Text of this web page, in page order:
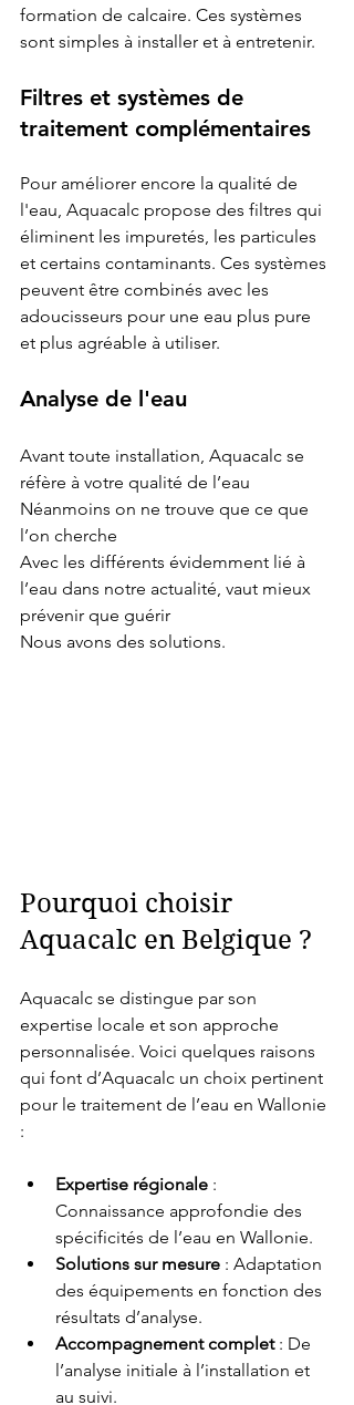
formation de calcaire. Ces systèmes
sont simples à installer et à entretenir.
Filtres et systèmes de
traitement complémentaires
Pour améliorer encore la qualité de
l'eau, Aquacalc propose des filtres qui
éliminent les impuretés, les particules
et certains contaminants. Ces systèmes
peuvent être combinés avec les
adoucisseurs pour une eau plus pure
et plus agréable à utiliser.
Analyse de l'eau
Avant toute installation, Aquacalc se
réfère à votre qualité de l’eau
Néanmoins on ne trouve que ce que
l’on cherche
Avec les différents évidemment lié à
l’eau dans notre actualité, vaut mieux
prévenir que guérir
Nous avons des solutions.
Pourquoi choisir
Aquacalc en Belgique ?
Aquacalc se distingue par son
expertise locale et son approche
personnalisée. Voici quelques raisons
qui font d’Aquacalc un choix pertinent
pour le traitement de l’eau en Wallonie
:
Expertise régionale :
Connaissance approfondie des
spécificités de l’eau en Wallonie.
Solutions sur mesure : Adaptation
des équipements en fonction des
résultats d’analyse.
Accompagnement complet : De
l’analyse initiale à l’installation et
au suivi.